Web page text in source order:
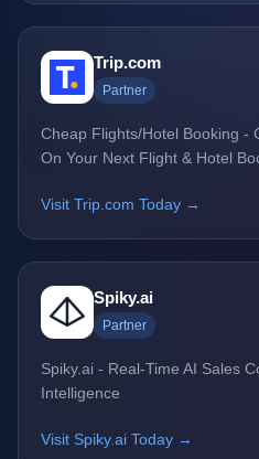
Trip.com
Partner
Cheap Flights/Hotel Booking -
On Your Next Flight & Hotel
Visit Trip.com Today →
Spiky.ai
Partner
Spiky.ai - Real-Time AI Sales
Intelligence
Visit Spiky.ai Today →